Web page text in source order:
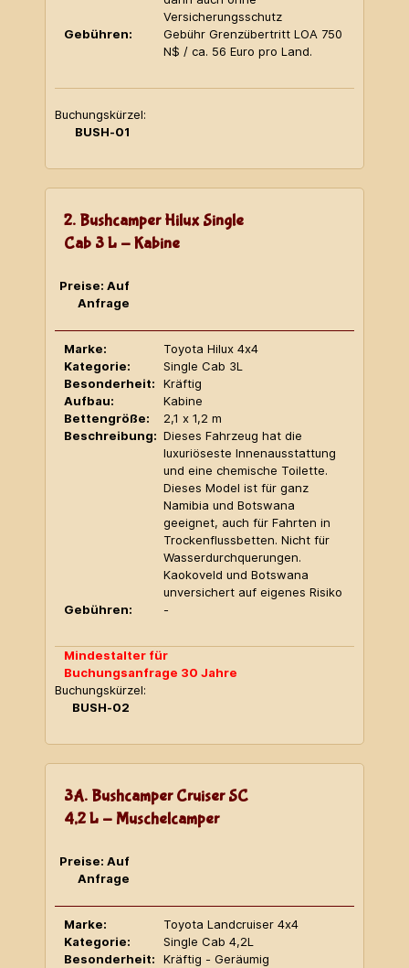
Versicherungsschutz
Gebühren:
Gebühr Grenzübertritt LOA 750
N$ / ca. 56 Euro pro Land.
Buchungskürzel:
BUSH-01
2. Bushcamper Hilux Single
Cab 3 L - Kabine
Preise: Auf
Anfrage
Marke:
Toyota Hilux 4x4
Kategorie:
Single Cab 3L
Besonderheit:
Kräftig
Aufbau:
Kabine
Bettengröße:
2,1 x 1,2 m
Beschreibung: Dieses Fahrzeug hat die
luxuriöseste Innenausstattung
und eine chemische Toilette.
Dieses Model ist für ganz
Namibia und Botswana
geeignet, auch für Fahrten in
Trockenflussbetten. Nicht für
Wasserdurchquerungen.
Kaokoveld und Botswana
unversichert auf eigenes Risiko
Gebühren:
-
Mindestalter für
Buchungsanfrage 30 Jahre
Buchungskürzel:
BUSH-02
3A. Bushcamper Cruiser SC
4,2 L - Muschelcamper
Preise: Auf
Anfrage
Marke:
Toyota Landcruiser 4x4
Kategorie:
Single Cab 4,2L
Besonderheit:
Kräftig - Geräumig